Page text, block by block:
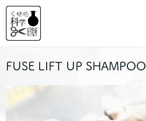
FUSE LIFT UP SHAMPOO